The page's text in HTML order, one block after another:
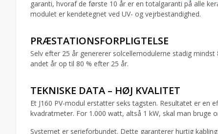
garanti, hvoraf de første 10 år er en totalgaranti på alle
modulet er kendetegnet ved UV- og vejrbestandighed.
PRÆSTATIONSFORPLIGTELSE
Selv efter 25 år genererer solcellemodulerne stadig
andet år op til 80 % efter 25 år.
TEKNISKE DATA – HØJ KVALITET
Et J160 PV-modul erstatter seks tagsten. Resultatet er en
kvadratmeter. For 1.000 watt, altså 1 kW, skal man bruge
Systemet er serieforbundet. Dette garanterer hurtig